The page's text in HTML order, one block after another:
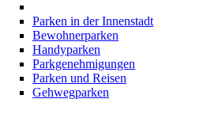
Parken in der Innenstadt
Bewohnerparken
Handyparken
Parkgenehmigungen
Parken und Reisen
Gehwegparken